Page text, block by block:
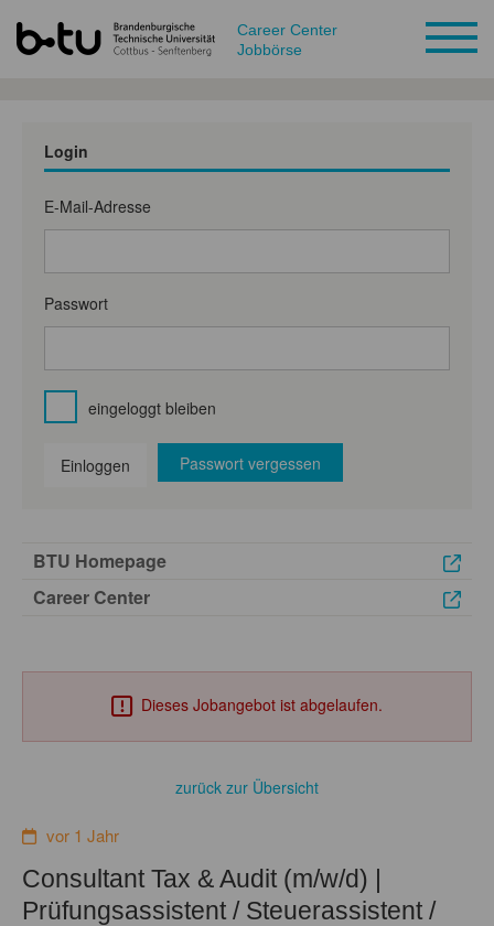
Career Center
Jobbörse
Login
E-Mail-Adresse
Passwort
eingeloggt bleiben
Einloggen Passwort vergessen
BTU Homepage
Career Center
Dieses Jobangebot ist abgelaufen.
zurück zur Übersicht
vor 1 Jahr
Consultant Tax & Audit (m/w/d) |
Prüfungsassistent / Steuerassistent /